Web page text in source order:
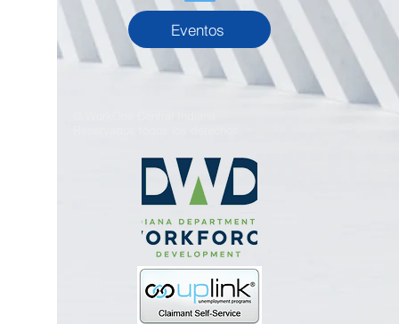
Eventos